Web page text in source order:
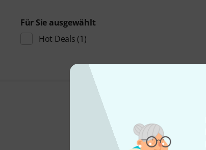
Für Sie ausgewählt
Hot Deals (1)